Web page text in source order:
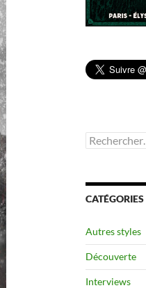
Rechercher :
CATÉGORIES
Autres styles
Découverte
Interviews